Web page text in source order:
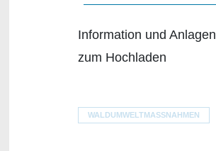
Information und Anlagen
zum Hochladen
WALDUMWELTMASSNAHMEN